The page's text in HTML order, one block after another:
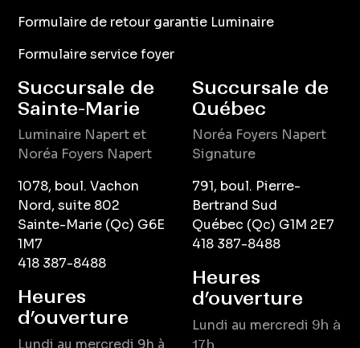
Formulaire de retour garantie Luminaire
Formulaire service foyer
Succursale de
Sainte-Marie
Luminaire Napert et
Noréa Foyers Napert
1078, boul. Vachon
Nord, suite 802
Sainte-Marie (Qc) G6E
1M7
418 387-8488
Heures
d’ouverture
Lundi au mercredi 9h à
Succursale de
Québec
Noréa Foyers Napert
Signature
791, boul. Pierre-
Bertrand Sud
Québec (Qc) G1M 2E7
418 387-8488
Heures
d’ouverture
Lundi au mercredi 9h à